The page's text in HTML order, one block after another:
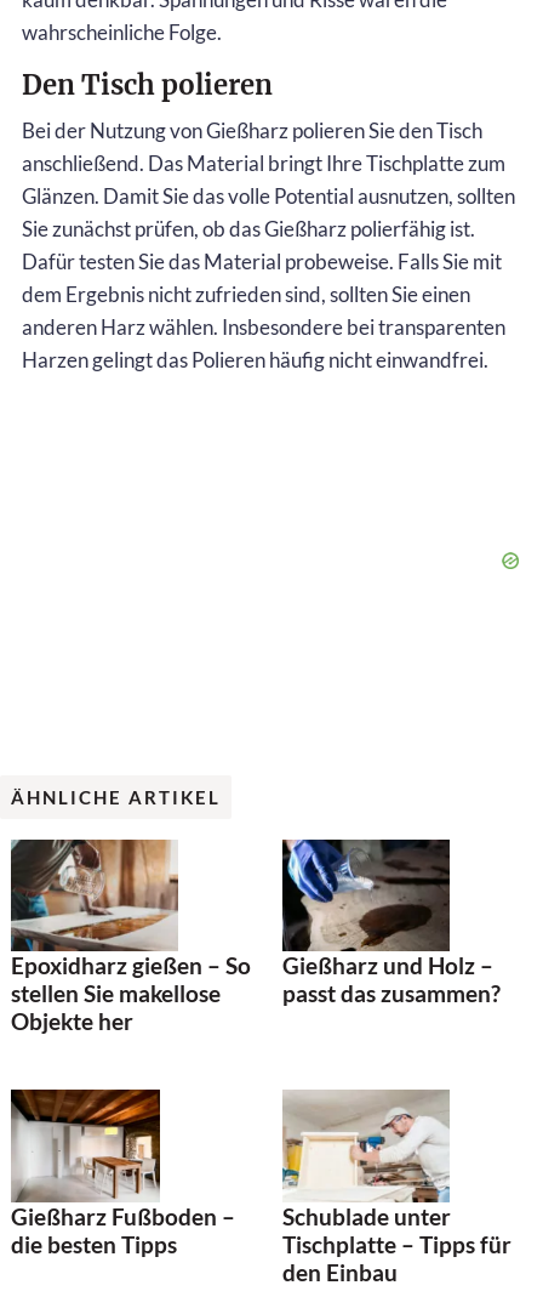
wahrscheinliche Folge.
Den Tisch polieren
Bei der Nutzung von Gießharz polieren Sie den Tisch
anschließend. Das Material bringt Ihre Tischplatte zum
Glänzen. Damit Sie das volle Potential ausnutzen, sollten
Sie zunächst prüfen, ob das Gießharz polierfähig ist.
Dafür testen Sie das Material probeweise. Falls Sie mit
dem Ergebnis nicht zufrieden sind, sollten Sie einen
anderen Harz wählen. Insbesondere bei transparenten
Harzen gelingt das Polieren häufig nicht einwandfrei.
ÄHNLICHE ARTIKEL
Epoxidharz gießen – So
stellen Sie makellose
Objekte her
Gießharz und Holz –
passt das zusammen?
Gießharz Fußboden –
die besten Tipps
Schublade unter
Tischplatte – Tipps für
den Einbau